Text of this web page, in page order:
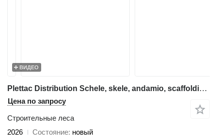
ВИДЕО
Plettac Distribution Schele, skele, andamio, scaffolding, pastoliai, tellingud, modul
Цена по запросу
Строительные леса
2026
Состояние новый